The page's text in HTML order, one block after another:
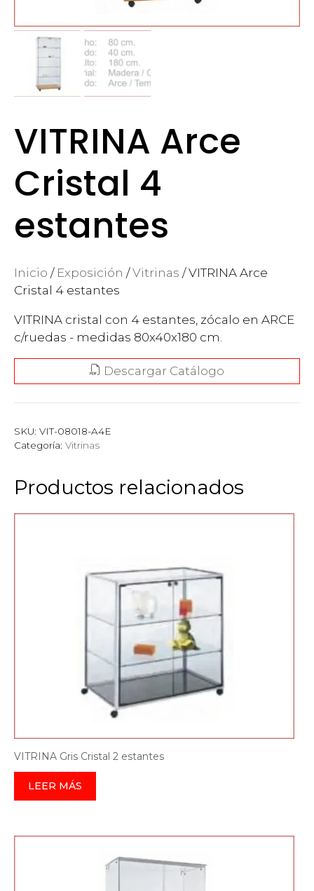
VITRINA Arce
Cristal 4
estantes
Inicio / Exposición /Vitrinas / VITRINA Arce
Cristal 4 estantes
VITRINA cristal con 4 estantes, zócalo en ARCE
c/ruedas - medidas 80x40x180 cm.
Descargar Catálogo
SKU: VIT-08018-A4E
Categoría: Vitrinas
Productos relacionados
VITRINA Gris Cristal 2 estantes
LEER MÁS